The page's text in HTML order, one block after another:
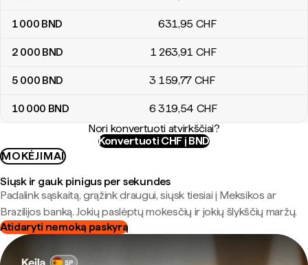
1 000 BND 631,95 CHF
2 000 BND 1 263,91 CHF
5 000 BND 3 159,77 CHF
10 000 BND 6 319,54 CHF
Nori konvertuoti atvirkščiai?
Konvertuoti CHF į BND
MOKĖJIMAI
Siųsk ir gauk pinigus per sekundes
Padalink sąskaitą, grąžink draugui, siųsk tiesiai į Meksikos ar
Brazilijos banką. Jokių paslėptų mokesčių ir jokių šlykščių maržų.
Atidaryti nemoką paskyrą